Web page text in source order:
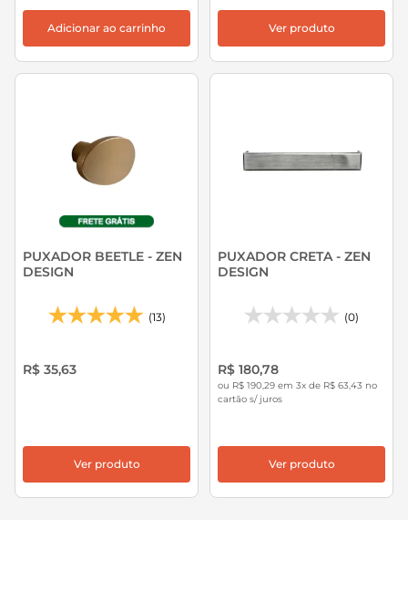
Adicionar ao carrinho Ver produto
PUXADOR BEETLE - ZEN
DESIGN
(13)
R$ 35,63
Ver produto
PUXADOR CRETA - ZEN
DESIGN
(0)
R$ 180,78
ou R$ 190,29 em 3x de R$ 63,43 no
cartão s/ juros
Ver produto